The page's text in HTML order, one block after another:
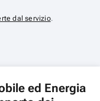
dal servizio.
ed Energia